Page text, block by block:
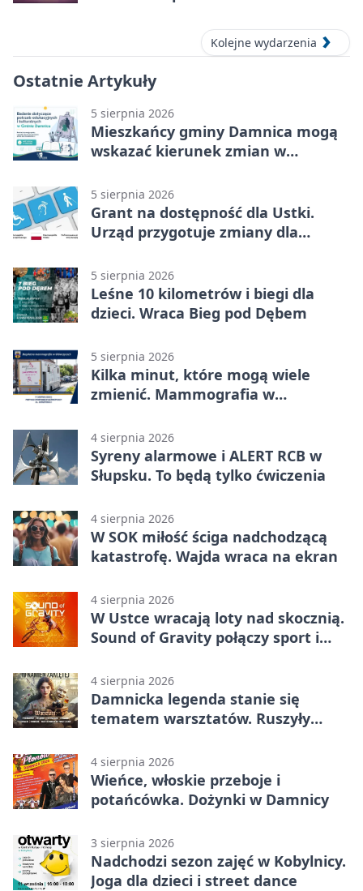
Kolejne wydarzenia
Ostatnie Artykuły
5 sierpnia 2026
Mieszkańcy gminy Damnica mogą
wskazać kierunek zmian w
5 sierpnia 2026
Grant na dostępność dla Ustki.
Urząd przygotuje zmiany dla
5 sierpnia 2026
Leśne 10 kilometrów i biegi dla
dzieci. Wraca Bieg pod Dębem
5 sierpnia 2026
Kilka minut, które mogą wiele
zmienić. Mammografia w
4 sierpnia 2026
Syreny alarmowe i ALERT RCB w
Słupsku. To będą tylko ćwiczenia
4 sierpnia 2026
W SOK miłość ściga nadchodzącą
katastrofę. Wajda wraca na ekran
4 sierpnia 2026
W Ustce wracają loty nad skocznią.
Sound of Gravity połączy sport i
4 sierpnia 2026
Damnicka legenda stanie się
tematem warsztatów. Ruszyły
4 sierpnia 2026
Wieńce, włoskie przeboje i
potańcówka. Dożynki w Damnicy
3 sierpnia 2026
Nadchodzi sezon zajęć w Kobylnicy.
Joga dla dzieci i street dance